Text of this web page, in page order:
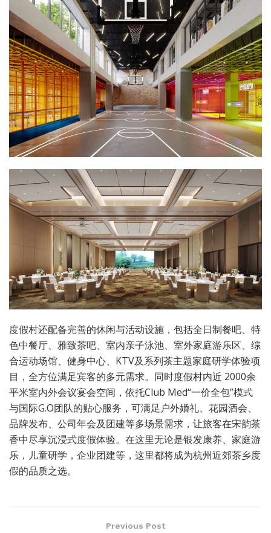
度假村还配备完善的休闲与活动设施，包括全日制餐吧、特
色中餐厅、雅致茶吧、室内亲子泳池、室外家庭游乐区、综
合运动场馆、健身中心、KTV及系列茶主题家庭研学体验项
目，全方位满足宾客的多元需求。同时度假村内近 2000余
平米室内外会议宴会空间，依托Club Med“一价全包”模式
与国际G.O团队的贴心服务，可满足户外婚礼、花园酒会、
品牌发布、公司年会及团建等多场景需求，让旅客在宋韵茶
香中尽享沉浸式度假体验。在这里无论是银发康养、家庭游
乐，儿童研学，企业团建等，这里都将成为杭州近郊茶乡度
假的品质之选。
Previous Post